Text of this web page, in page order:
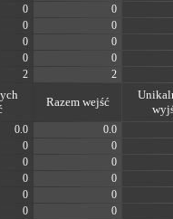
0 0
0 0
0 0
0 0
2 2
Razem wejść
0.0 0.0
0 0
0 0
0 0
0 0
0 0